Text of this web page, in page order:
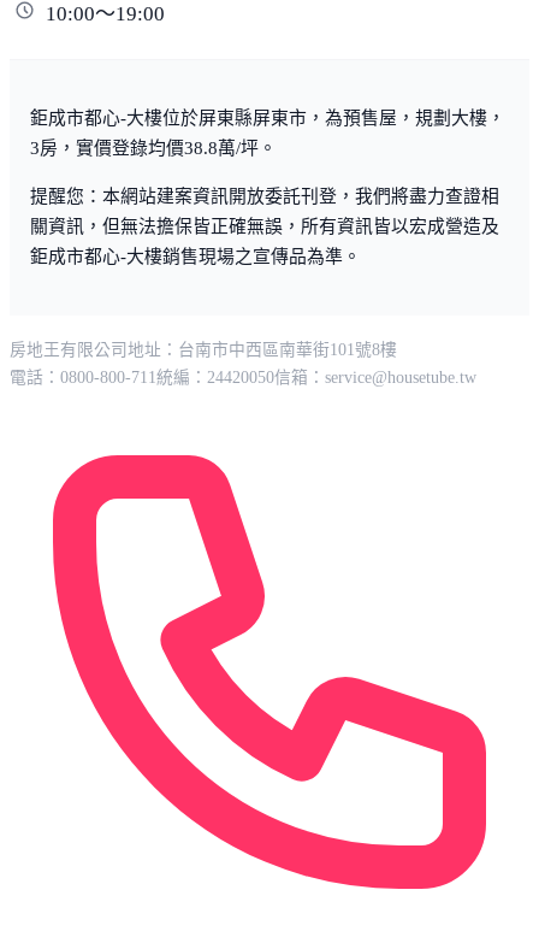
10:00～19:00
鉅成市都心-大樓位於屏東縣屏東市，為預售屋，規劃大樓，
3房，實價登錄均價38.8萬/坪。
提醒您：本網站建案資訊開放委託刊登，我們將盡力查證相
關資訊，但無法擔保皆正確無誤，所有資訊皆以宏成營造及
鉅成市都心-大樓銷售現場之宣傳品為準。
房地王有限公司 地址：台南市中西區南華街101號8樓
電話：0800-800-711 統編：24420050信箱： service@housetube.tw